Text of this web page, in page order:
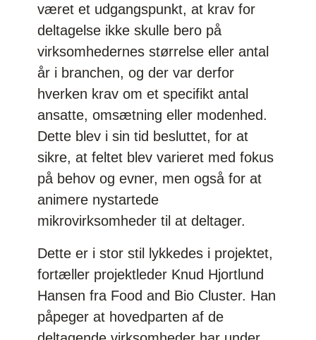
været et udgangspunkt, at krav for
deltagelse ikke skulle bero på
virksomhedernes størrelse eller antal
år i branchen, og der var derfor
hverken krav om et specifikt antal
ansatte, omsætning eller modenhed.
Dette blev i sin tid besluttet, for at
sikre, at feltet blev varieret med fokus
på behov og evner, men også for at
animere nystartede
mikrovirksomheder til at deltager.
Dette er i stor stil lykkedes i projektet,
fortæller projektleder Knud Hjortlund
Hansen fra Food and Bio Cluster. Han
påpeger at hovedparten af de